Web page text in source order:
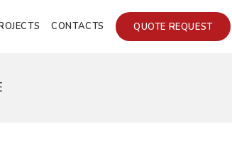
CONTACTS QUOTE REQUEST